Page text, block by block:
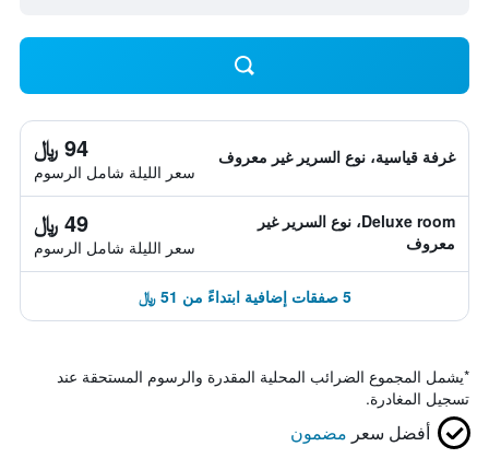
غرفة قياسية، نوع السرير غير معروف 94 ﷼
سعر الليلة شامل الرسوم
Deluxe room، نوع السرير غير
معروف
49 ﷼
سعر الليلة شامل الرسوم
5 صفقات إضافية ابتداءً من 51 ﷼
*يشمل المجموع الضرائب المحلية المقدرة والرسوم المستحقة عند
تسجيل المغادرة.
أفضل سعر مضمون